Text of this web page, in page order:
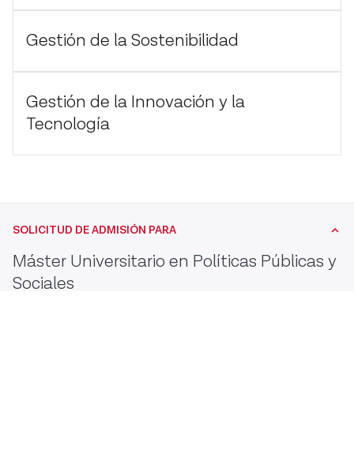
Gestión de la Sostenibilidad
Gestión de la Innovación y la
Tecnología
SOLICITUD DE ADMISIÓN PARA
Máster Universitario en Políticas Públicas y
Sociales